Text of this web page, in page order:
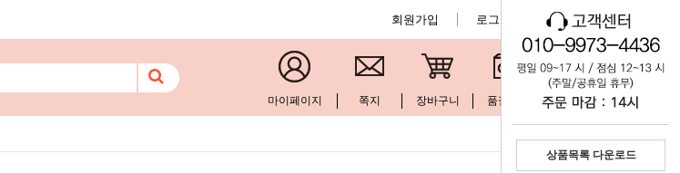
회원가입 로그인 공지사항
마이페이지 쪽지 장바구니 품절현황 문의하기
상품목록 다운로드